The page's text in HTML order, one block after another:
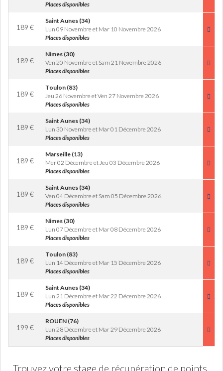
Places disponibles
189 €
Saint Aunes (34)
Lun 09 Novembre et Mar 10 Novembre 2026
Places disponibles
189 €
Nimes (30)
Ven 20 Novembre et Sam 21 Novembre 2026
Places disponibles
189 €
Toulon (83)
Jeu 26 Novembre et Ven 27 Novembre 2026
Places disponibles
189 €
Saint Aunes (34)
Lun 30 Novembre et Mar 01 Décembre 2026
Places disponibles
189 €
Marseille (13)
Mer 02 Décembre et Jeu 03 Décembre 2026
Places disponibles
189 €
Saint Aunes (34)
Ven 04 Décembre et Sam 05 Décembre 2026
Places disponibles
189 €
Nimes (30)
Lun 07 Décembre et Mar 08 Décembre 2026
Places disponibles
189 €
Toulon (83)
Lun 14 Décembre et Mar 15 Décembre 2026
Places disponibles
189 €
Saint Aunes (34)
Lun 21 Décembre et Mar 22 Décembre 2026
Places disponibles
199 €
ROUEN (76)
Lun 28 Décembre et Mar 29 Décembre 2026
Places disponibles
Trouvez votre stage de récupération de points